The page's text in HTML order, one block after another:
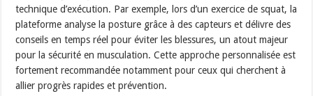
technique d’exécution. Par exemple, lors d’un exercice de squat, la
plateforme analyse la posture grâce à des capteurs et délivre des
conseils en temps réel pour éviter les blessures, un atout majeur
pour la sécurité en musculation. Cette approche personnalisée est
fortement recommandée notamment pour ceux qui cherchent à
allier progrès rapides et prévention.